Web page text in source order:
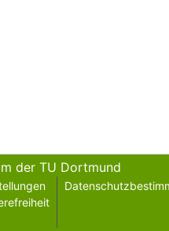
der TU Dortmund